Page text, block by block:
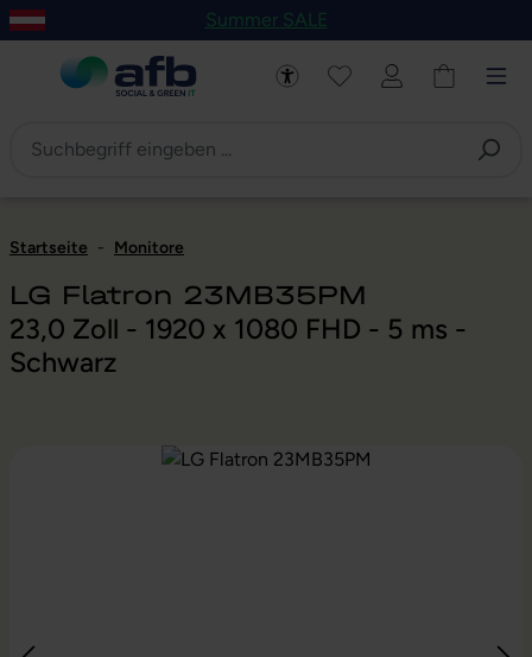
Hauptinhalt springen
Zur Navigation der B2B-Plattform springen
Summer SALE
Startseite - Monitore
LG Flatron 23MB35PM
23,0 Zoll - 1920 x 1080 FHD - 5 ms -
Schwarz
Bildergalerie überspringen